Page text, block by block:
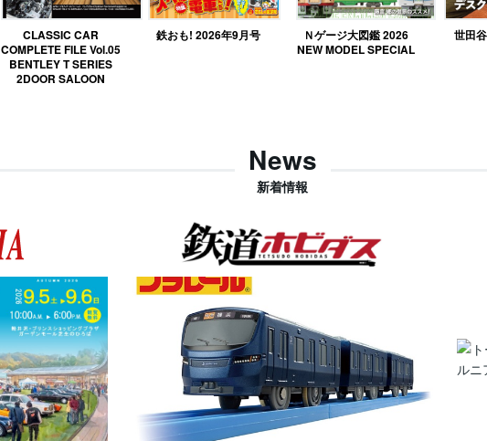
CLASSIC CAR
COMPLETE FILE Vol.05
BENTLEY T SERIES
2DOOR SALOON
鉄おも! 2026年9月号
Ｎゲージ大図鑑 2026
NEW MODEL SPECIAL
世田
News
新着情報